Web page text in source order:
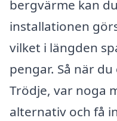
bergvärme kan
installationen
vilket i längden
pengar. Så när
Trödje, var noga
alternativ och få